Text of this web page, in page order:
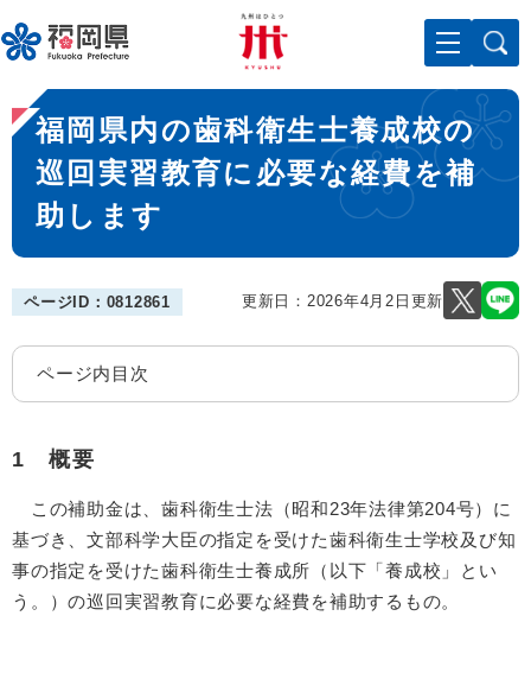
ー
ジ
先
頭
メニューを飛ばして本文へ
本
文
福岡県内の歯科衛生士養成校の
巡回実習教育に必要な経費を補
助します
ページID：0812861 更新日：2026年4月2日更新
ページ内目次
1 概要
この補助金は、歯科衛生士法（昭和23年法律第204号）に
基づき、文部科学大臣の指定を受けた歯科衛生士学校及び知
事の指定を受けた歯科衛生士養成所（以下「養成校」とい
う。）の巡回実習教育に必要な経費を補助するもの。